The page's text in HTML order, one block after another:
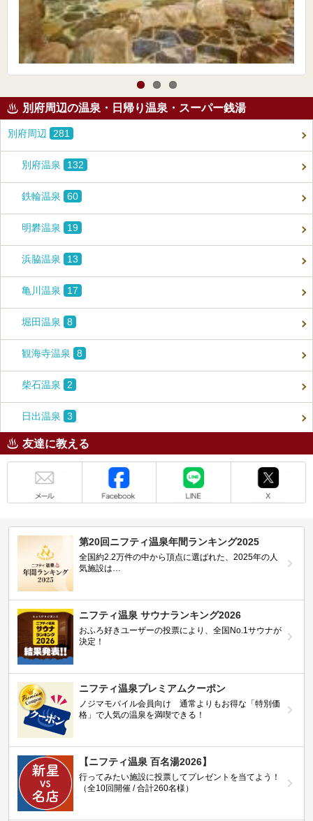
別府周辺の温泉・日帰り温泉・スーパー銭湯
別府周辺 281
別府温泉 132
鉄輪温泉 60
明礬温泉 19
浜脇温泉 13
亀川温泉 17
堀田温泉 8
観海寺温泉 8
柴石温泉 2
日出温泉 3
友達に教える
第20回ニフティ温泉年間ランキング2025
全国約2.2万件の中から頂点に選ばれた、2025年の人
気施設は…
ニフティ温泉 サウナランキング2026
おふろ好きユーザーの投票により、全国No.1サウナが
決定！
ニフティ温泉プレミアムクーポン
ノジマモバイル会員向け 通常よりもお得な「特別価
格」で人気の温泉を満喫できる！
【ニフティ温泉 百名湯2026】
行ってみたい施設に投票してプレゼントを当てよう！
（全10回開催 / 合計260名様）